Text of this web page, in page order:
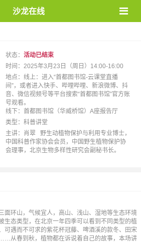
沙龙在线
状态： 活动已结束
时间：2025年3月23日（周日）14:00-16:00
地点：线上：进入“首都图书馆-云课堂直播
间”，或者进入快手、哔哩哔哩、新浪微博、抖
音、微信视频号等平台搜索“首都图书馆”官方账
号观看。
线下：首都图书馆（华威桥馆）A座报告厅
类型：科普讲堂
主讲：肖翠 野生动植物保护与利用专业博士，
中国科普作家协会会员，中国野生植物保护协
会理事，北京生物多样性研究会副秘书长。
面环山，气候宜人，高山、浅山、湿地等生态环境
生态类型，在北京一年四季可以看到不同类型的植
可遇而不可求的紫花杯冠藤、啤酒溪的款冬、田宋
从春到秋，植物都在诉说着自己的故事，本场讲